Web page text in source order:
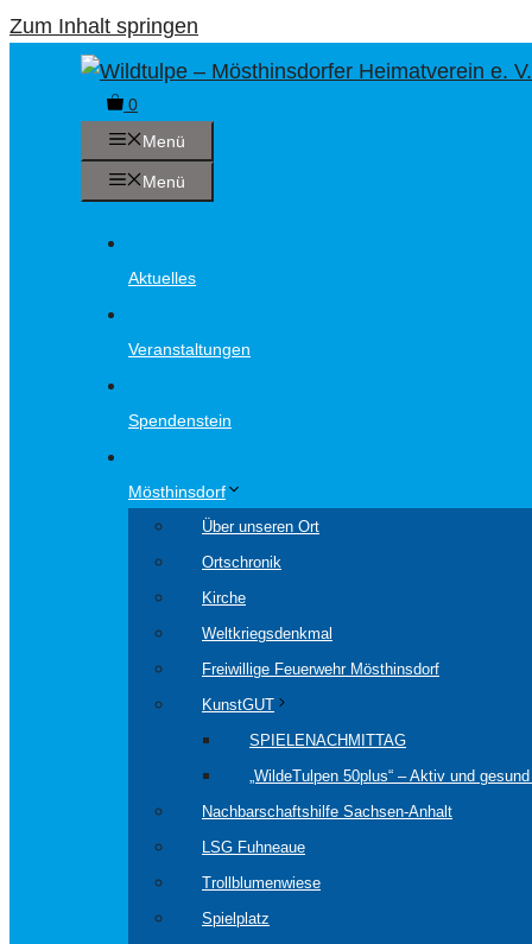
Zum Inhalt springen
0
Menü
Menü
Aktuelles
Veranstaltungen
Spendenstein
Mösthinsdorf
Über unseren Ort
Ortschronik
Kirche
Weltkriegsdenkmal
Freiwillige Feuerwehr Mösthinsdorf
KunstGUT
SPIELENACHMITTAG
„WildeTulpen 50plus“ – Aktiv und
Nachbarschaftshilfe Sachsen-Anhalt
LSG Fuhneaue
Trollblumenwiese
Spielplatz